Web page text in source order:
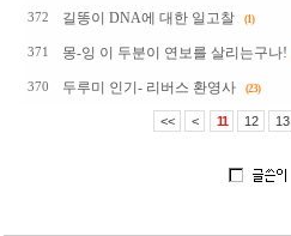
372 길똥이 DNA에 대한 일고찰 (1)
371 몽-잉 이 두분이 연보를 살리는구나!
370 두루미 인기- 리버스 환영사 (23)
<< < 11 12 13